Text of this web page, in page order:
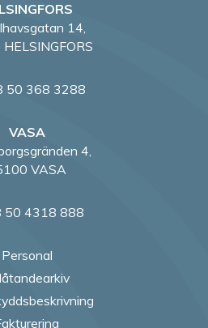
14,
50 368 3288
VASA
4,
VASA
50 4318 888
Personal